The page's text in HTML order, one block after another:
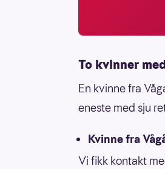
To kvinner
En kvinne fra
eneste med sju
Kvinne fra
Vi fikk kontakt